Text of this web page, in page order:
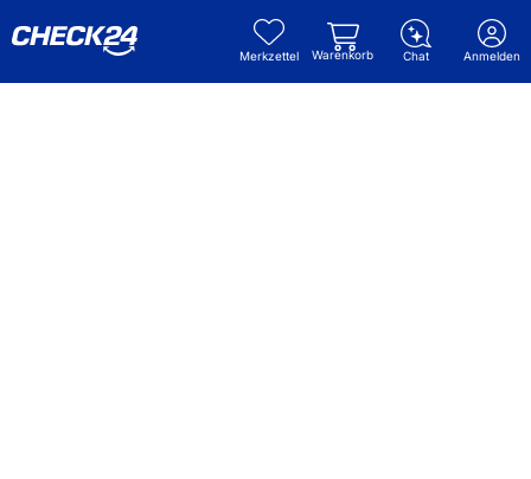
Merkzettel Warenkorb Chat Anmelden